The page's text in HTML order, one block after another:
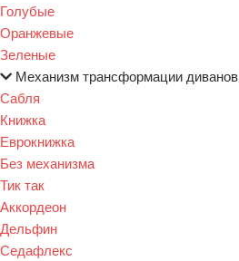
Голубые
Оранжевые
Зеленые
Механизм трансформации диванов
Сабля
Книжка
Еврокнижка
Без механизма
Тик так
Аккордеон
Дельфин
Седафлекс